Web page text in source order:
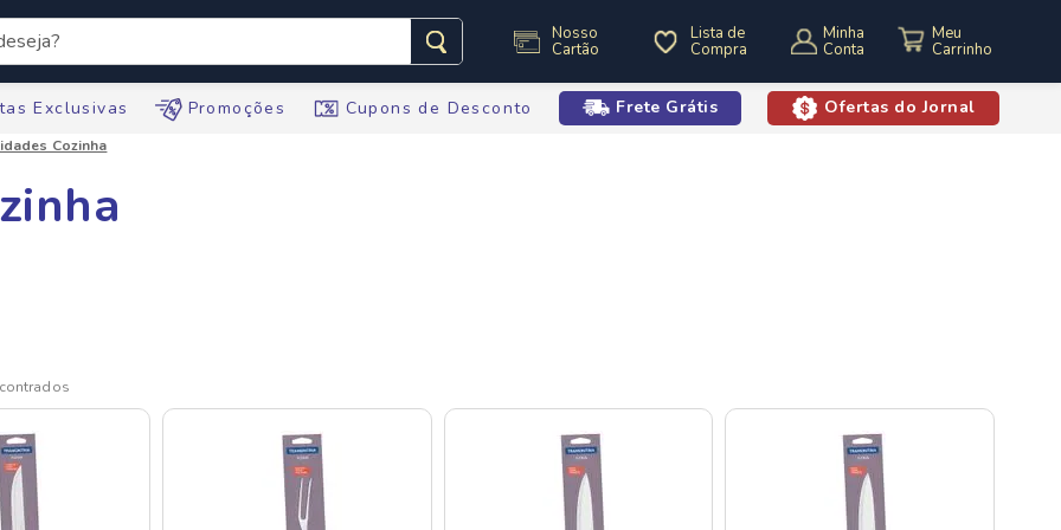
Nosso
Cartão
Lista de
Compra
Minha
Conta
Exclusivas Promoções Cupons de Desconto Frete Grátis Ofertas do Jornal
Cozinha
buscados